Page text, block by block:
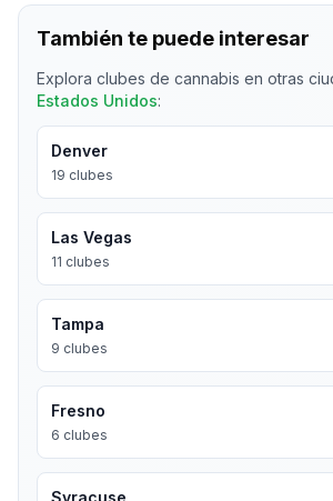
También te puede interesar
Explora clubes de cannabis en otras
Estados Unidos:
Denver
19 clubes
Las Vegas
11 clubes
Tampa
9 clubes
Fresno
6 clubes
Syracuse